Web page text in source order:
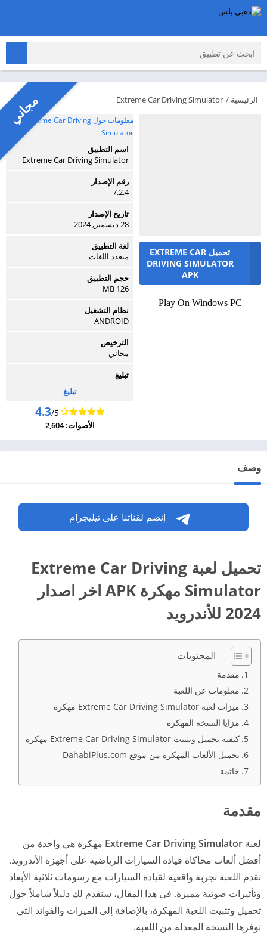
الرئيسية /
Extreme Car Driving Simulator
تحميل EXTREME CAR
DRIVING SIMULATOR
APK
Play On Windows PC
معلومات حول Extreme Car Driving
Simulator
اسم التطبيق
Extreme Car Driving Simulator
رقم الإصدار
7.2.4
تاريخ الإصدار
28 ديسمبر, 2024
لغة التطبيق
متعدد اللغات
حجم التطبيق
126 MB
نظام التشغيل
ANDROID
الترخيص
مجاني
تبليغ
تبليغ
4.3/5
الأصوات: 2,604
مجاني
وصف
إنضم لقناتنا على تيليجرام
تحميل لعبة Extreme Car Driving
Simulator مهكرة APK اخر اصدار
2024 للأندرويد
المحتويات
مقدمة
معلومات عن اللعبة
ميزات لعبة Extreme Car Driving Simulator مهكرة
مزايا النسخة المهكرة
كيفية تحميل وتثبيت Extreme Car Driving Simulator مهكرة
تحميل الألعاب المهكرة من موقع DahabiPlus.com
خاتمة
مقدمة
لعبة Extreme Car Driving Simulator مهكرة هي واحدة من
أفضل ألعاب محاكاة قيادة السيارات الرياضية على أجهزة الأندرويد.
تقدم اللعبة تجربة واقعية لقيادة السيارات مع رسومات ثلاثية الأبعاد
وتأثيرات صوتية مميزة. في هذا المقال، سنقدم لك دليلاً شاملاً حول
تحميل وتثبيت اللعبة المهكرة، بالإضافة إلى الميزات والفوائد التي
توفرها النسخة المعدلة من اللعبة.